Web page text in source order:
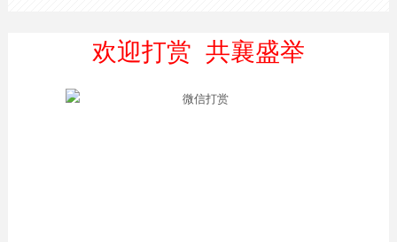
欢迎打赏 共襄盛举